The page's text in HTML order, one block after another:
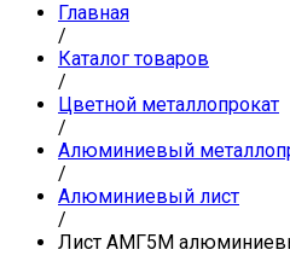
Главная
/
Каталог товаров
/
Цветной металлопрокат
/
Алюминиевый
/
Алюминиевый лист
/
Лист АМГ5М